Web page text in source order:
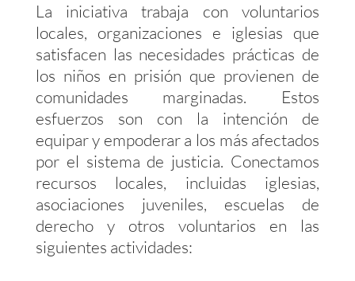
La iniciativa trabaja con voluntarios
locales, organizaciones e iglesias que
satisfacen las necesidades prácticas de
los niños en prisión que provienen de
comunidades marginadas. Estos
esfuerzos son con la intención de
equipar y empoderar a los más afectados
por el sistema de justicia. Conectamos
recursos locales, incluidas iglesias,
asociaciones juveniles, escuelas de
derecho y otros voluntarios en las
siguientes actividades: